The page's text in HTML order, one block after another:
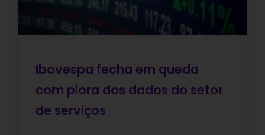
Ibovespa fecha em queda
com piora dos dados do setor
de serviços